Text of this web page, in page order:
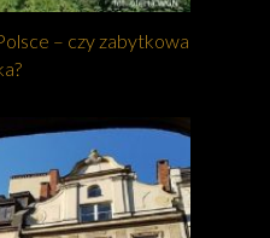
– czy zabytkowa